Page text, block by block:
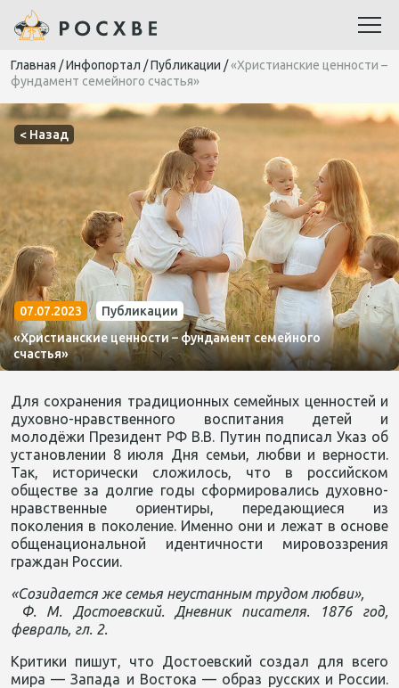
Главная /Инфопортал /Публикации /«Христианские ценности –
фундамент семейного счастья»
< Назад
07.07.2023
Публикации
«Христианские ценности – фундамент семейного
счастья»
Для сохранения традиционных семейных ценностей и
духовно-нравственного воспитания детей и
молодёжи Президент РФ В.В. Путин подписал Указ об
установлении 8 июля Дня семьи, любви и верности.
Так, исторически сложилось, что в российском
обществе за долгие годы сформировались духовно-
нравственные ориентиры, передающиеся из
поколения в поколение. Именно они и лежат в основе
общенациональной идентичности мировоззрения
граждан России.
«Созидается же семья неустанным трудом любви»,
Ф. М. Достоевский. Дневник писателя. 1876 год,
февраль, гл. 2.
Критики пишут, что Достоевский создал для всего
мира — Запада и Востока — образ русских и России.